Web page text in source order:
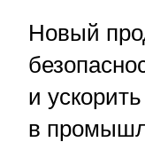
Новый
и
в